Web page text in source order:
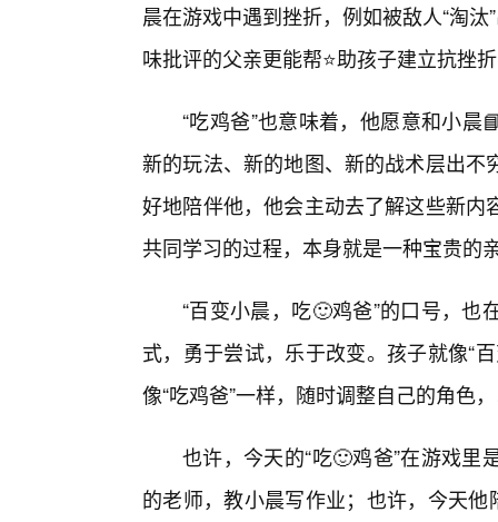
晨在游戏中遇到挫折，例如被敌人“淘
味批评的父亲更能帮⭐助孩子建立抗挫
“吃鸡爸”也意味着，他愿意和小
新的玩法、新的地图、新的战术层出
好地陪伴他，他会主动去了解这些新
共同学习的过程，本身就是一种宝贵的
“百变小晨，吃🙂鸡爸”的口号，
式，勇于尝试，乐于改变。孩子就像“
像“吃鸡爸”一样，随时调整自己的角色
也许，今天的“吃🙂鸡爸”在游戏
的老师，教小晨写作业；也许，今天